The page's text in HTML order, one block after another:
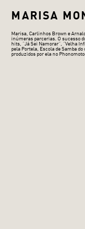
MARISA
Marisa, Carlinhos Brown e
inúmeras parcerias. O sucesso
hits, “Já Sei Namorar”, “Velha
pela Portela, Escola de Samba
produzidos por ela no